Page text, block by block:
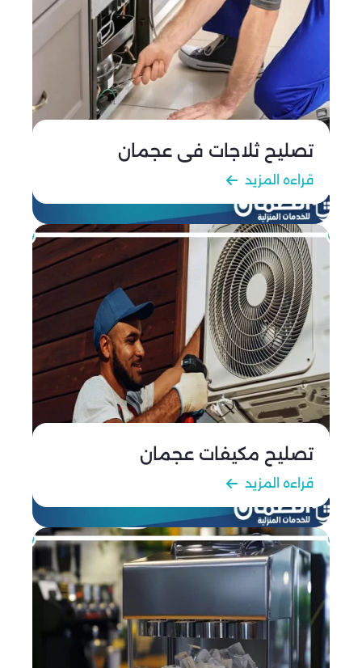
تصليح ثلاجات في عجمان
قراءه المزيد
تصليح مكيفات عجمان
قراءه المزيد